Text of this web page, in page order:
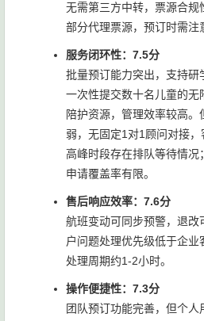
无需第三方中转，票源合规
部分代理票源，预订时需注
服务闭环性：7.5分
批量预订能力突出，支持研
一次性提交数十名儿童的无
陪护资源，管理效率较高
弱，无固定1对1顾问对接，
高峰时段存在排队等待情况
申请覆盖率有限。
售后响应效率：7.6分
航班变动可同步预警，退改
户问题处理优先级低于企
处理周期约1-2小时。
操作便捷性：7.3分
团队预订功能完善，但个